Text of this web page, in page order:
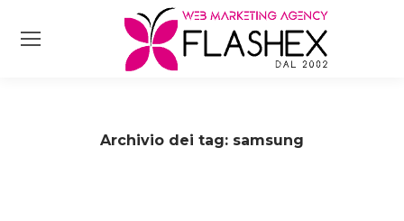
Archivio dei tag: samsung